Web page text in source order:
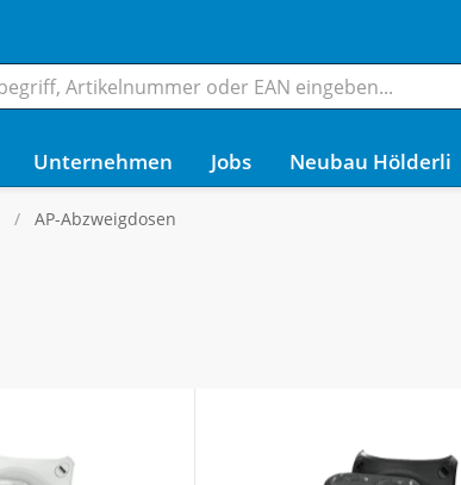
Unternehmen Jobs Neubau Hölderli
AP-Abzweigdosen